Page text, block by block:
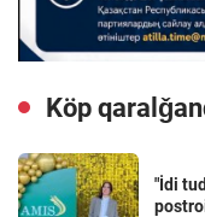
Köp
"İdi